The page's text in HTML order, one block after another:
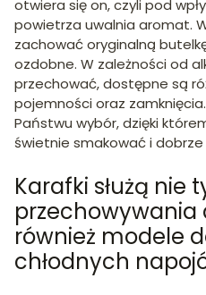
otwiera się on, czyli pod
powietrza uwalnia aromat.
zachować oryginalną
ozdobne. W zależności od
przechować, dostępne są
pojemności oraz
Państwu wybór, dzięki
świetnie smakować i
Karafki służą nie
również modele
chłodnych